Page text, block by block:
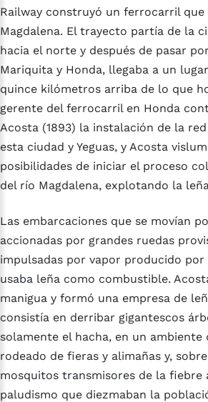
Railway construyó un ferrocarril que
Magdalena. El trayecto partía de la
hacia el norte y después de pasar
Mariquita y Honda, llegaba a un
quince kilómetros arriba de lo que
gerente del ferrocarril en Honda
Acosta (1893) la instalación de la
esta ciudad y Yeguas, y Acosta
posibilidades de iniciar el proceso
del río Magdalena, explotando la
Las embarcaciones que se movían
accionadas por grandes ruedas
impulsadas por vapor producido por
usaba leña como combustible.
manigua y formó una empresa de
consistía en derribar gigantescos
solamente el hacha, en un ambiente
rodeado de fieras y alimañas y,
mosquitos transmisores de la fiebre
paludismo que diezmaban la